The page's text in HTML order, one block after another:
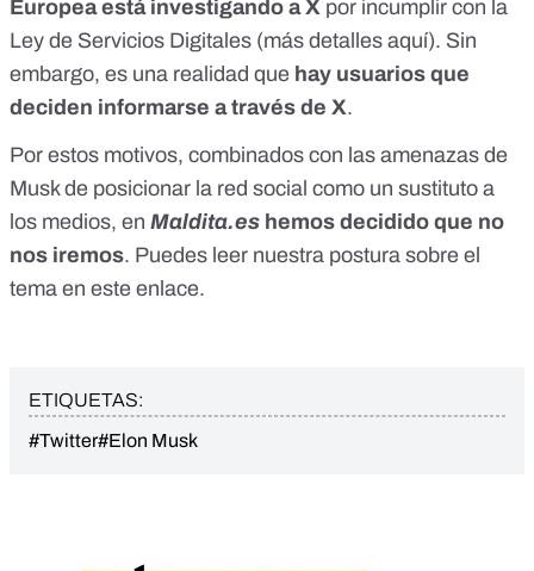
Europea está investigando a X por incumplir con la
Ley de Servicios Digitales (más detalles aquí). Sin
embargo, es una realidad que hay usuarios que
deciden informarse a través de X.
Por estos motivos, combinados con las amenazas de
Musk de posicionar la red social como un sustituto a
los medios, en Maldita.es hemos decidido que no
nos iremos. Puedes leer nuestra postura sobre el
tema en este enlace.
ETIQUETAS:
#Twitter#Elon Musk